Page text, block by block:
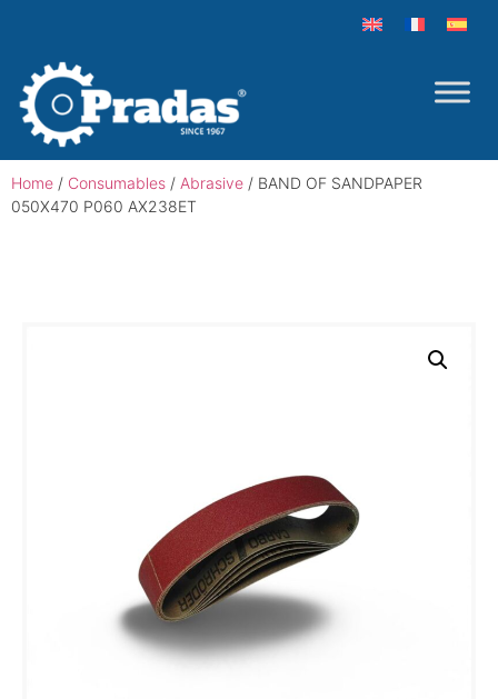
Home / Consumables / Abrasive / BAND OF SANDPAPER
050X470 P060 AX238ET